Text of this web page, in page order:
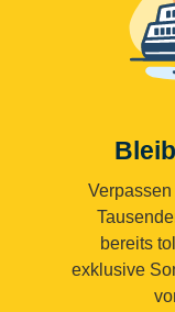
bereits
exklusive